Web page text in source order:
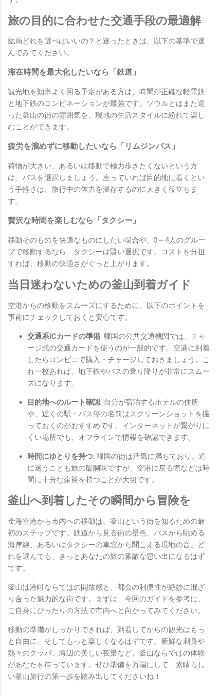
旅の目的に合わせた交通手段の最適解
結局どれを選べばいいの？と迷ったときは、以下の基準で選
んでみてください。
滞在時間を最大化したいなら「鉄道」
観光地を効率よく回る予定がある方は、時間が正確な軽電鉄
と地下鉄のコンビネーションが最強です。ソウルとはまた違
った釜山の街の雰囲気を、現地の生活スタイルに紛れて楽し
むことができます。
疲労を溜めずに移動したいなら「リムジンバス」
荷物が大きい、あるいは移動で極力歩きたくないという方
は、バスを選択しましょう。座っていれば目的地に着くとい
う手軽さは、旅行中の体力を温存するのに大きく役立ちま
す。
贅沢な時間を楽しむなら「タクシー」
移動そのものを快適なものにしたい場合や、3～4人のグルー
プで移動するなら、タクシーは賢い選択です。コストを分担
すれば、移動の快適さがぐっと上がります。
当日迷わないための釜山到着ガイド
空港からの移動をスムーズにするために、以下のポイントを
事前にチェックしておくと安心です。
交通系ICカードの準備: 韓国の公共交通機関では、チャ
ージ式の交通カードを使うのが一般的です。空港に到着
したらコンビニで購入・チャージしておきましょう。こ
れ一枚あれば、地下鉄やバスの乗り降りが非常にスムー
ズになります。
目的地へのルート確認: 自分が宿泊するホテルの住所
や、近くの駅・バス停の名前はスクリーンショットを撮
っておくのがおすすめです。インターネットが繋がりに
くい場所でも、オフラインで情報を確認できます。
時間にゆとりを持つ: 韓国の街は活気に満ちており、道
に迷うことも旅の醍醐味ですが、空港に戻る際などは時
間に十分な余裕を持つことが大切です。
釜山へ到着したその瞬間から冒険を
金海空港から市内への移動は、釜山という街を知るための最
初のステップです。鉄道から見る街の景色、バスから眺める
海岸線、あるいはタクシーの車窓から聞こえる現地の音。ど
れを選んでも、きっとあなたの旅の素敵な思い出になるはず
です。
釜山は港町ならではの開放感と、都会の利便性が絶妙に混ざ
り合った魅力的な街です。まずは、今回のガイドを参考に、
ご自身にぴったりの方法で市内へと向かってみてください。
移動の準備がしっかりできれば、到着してからの観光はもっ
と自由に、そしてもっと楽しくなるはずです。新鮮な刺身や
熱々のクッパ、海辺の美しい夜景など、釜山ならではの体験
があなたを待っています。ぜひ準備を万端にして、素晴らし
い釜山旅行の第一歩を踏み出してくださいね！